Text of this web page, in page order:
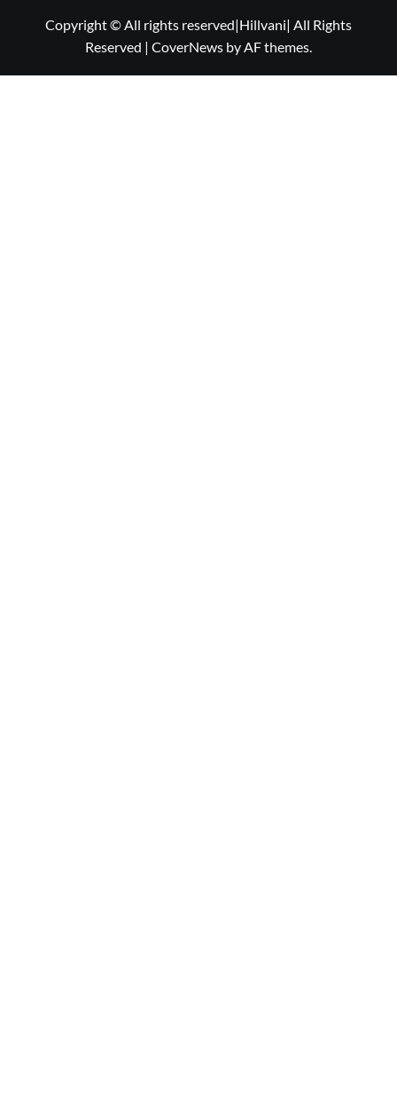
Copyright © All rights reserved|Hillvani| All Rights
Reserved | CoverNews by AF themes.